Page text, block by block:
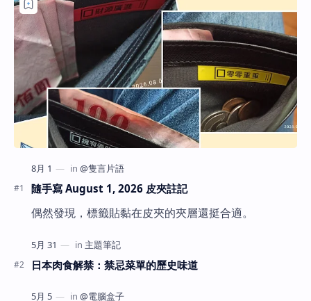
隨手寫 August 1, 2026 皮夾註記
偶然發現，標籤貼黏在皮夾的夾層還挺合適。
日本肉食解禁：禁忌菜單的歷史味道